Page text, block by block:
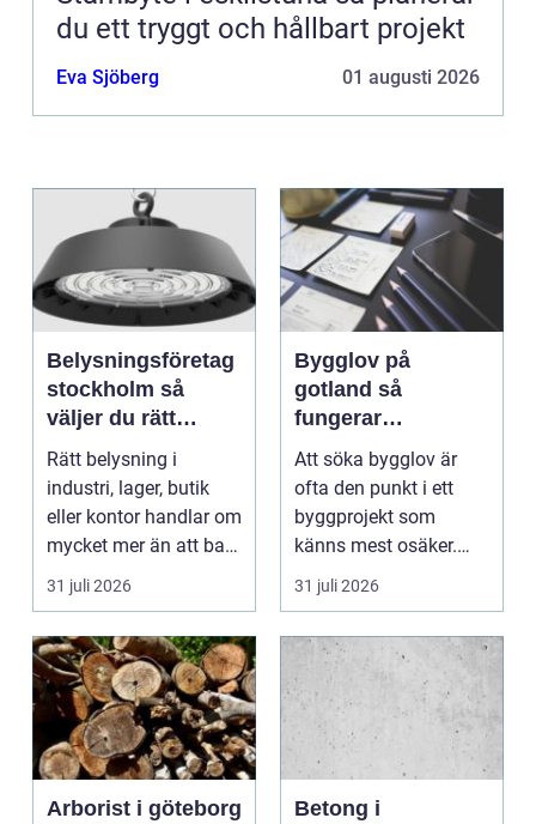
du ett tryggt och hållbart projekt
Eva Sjöberg 01 augusti 2026
Belysningsföretag
stockholm så
väljer du rätt
partner för
professionell
ljussättning
Rätt belysning i
industri, lager, butik
eller kontor handlar om
mycket mer än att bara
få det ljust....
31 juli 2026
Bygglov på
gotland så
fungerar
processen från idé
till godkänt beslut
Att söka bygglov är
ofta den punkt i ett
byggprojekt som
känns mest osäker.
Frågorna hopar sig:
vilk...
31 juli 2026
Arborist i göteborg
Betong i